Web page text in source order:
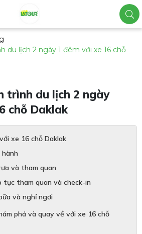
du lịch 2 ngày 1 đêm với xe 16 chỗ
trình du lịch 2 ngày
chỗ Daklak
xe 16 chỗ Daklak
hành
và tham quan
tục tham quan và check-in
và nghỉ ngơi
phá và quay về với xe 16 chỗ